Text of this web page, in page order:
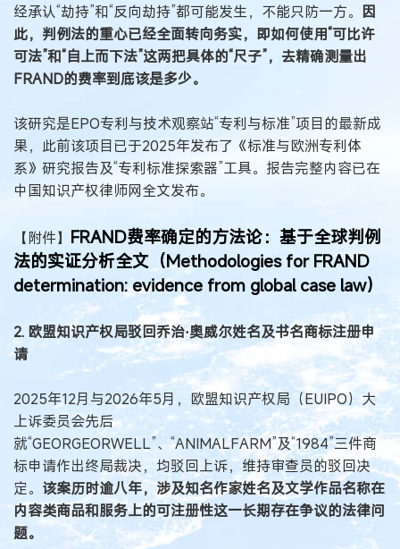
经承认“劫持”和“反向劫持”都可能发生，不能只防一方。 因
此，判例法的重心已经全面转向务实，即如何使用“可比许
可法”和“自上而下法”这两把具体的“尺子”，去精确测量出
FRAND的费率到底该是多少。
该研究是EPO专利与技术观察站“专利与标准”项目的最新成
果，此前该项目已于2025年发布了《标准与欧洲专利体
系》研究报告及“专利标准探索器”工具。报告完整内容已在
中国知识产权律师网全文发布。
【附件】 FRAND费率确定的方法论：基于全球判例
法的实证分析全文（Methodologies for FRAND
determination: evidence from global case law）
2. 欧盟知识产权局驳回乔治·奥威尔姓名及书名商标注册申
请
2025年12月与2026年5月，欧盟知识产权局（EUIPO）大
上诉委员会先后
就“GEORGEORWELL”、“ANIMALFARM”及“1984”三件商
标申请作出终局裁决，均驳回上诉，维持审查员的驳回决
定。 该案历时逾八年，涉及知名作家姓名及文学作品名称在
内容类商品和服务上的可注册性这一长期存在争议的法律问
题。